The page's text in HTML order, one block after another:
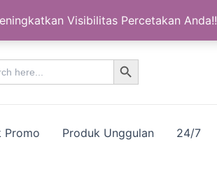
Visibilitas Percetakan Anda!!
Search Button
Promo Produk Unggulan 24/7